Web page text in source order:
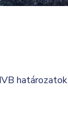
határozatok